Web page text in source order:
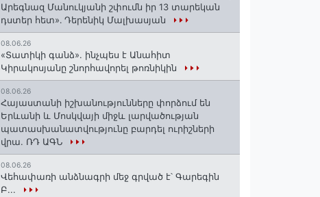
Արեգնազ Մանուկյանի շփումն իր 13 տարեկան
դստեր հետ»․ Դերենիկ Մալխասյան
08.06.26
«Տատիկի գանձ». ինչպես է Անահիտ
Կիրակոսյանը շնորհավորել թոռնիկին
08.06.26
Հայաստանի իշխանությունները փորձում են
Երևանի և Մոսկվայի միջև լարվածության
պատասխանատվությունը բարդել ուրիշների
վրա. ՌԴ ԱԳՆ
08.06.26
Վեհափառի անձնագրի մեջ գրված է՝ Գարեգին
Բ...